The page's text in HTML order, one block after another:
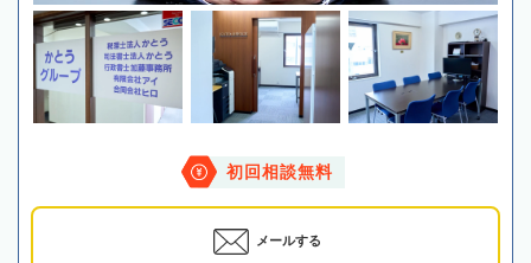
初回相談無料
メールする